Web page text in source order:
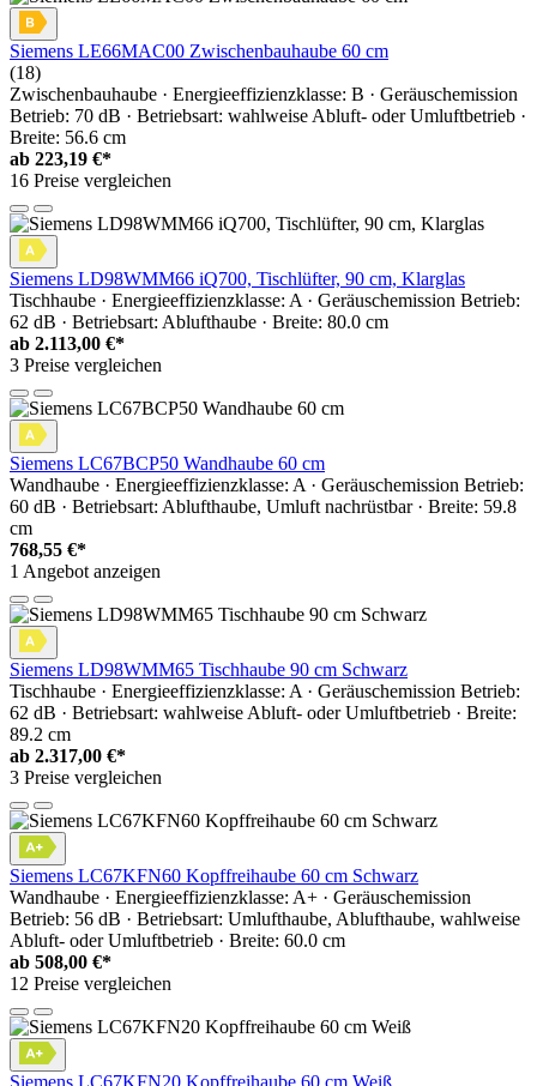
Siemens LE66MAC00 Zwischenbauhaube 60 cm
(18)
Zwischenbauhaube · Energieeffizienzklasse: B · Geräuschemission
Betrieb: 70 dB · Betriebsart: wahlweise Abluft- oder Umluftbetrieb ·
Breite: 56.6 cm
ab 223,19 €*
16 Preise vergleichen
Siemens LD98WMM66 iQ700, Tischlüfter, 90 cm, Klarglas
Tischhaube · Energieeffizienzklasse: A · Geräuschemission Betrieb:
62 dB · Betriebsart: Ablufthaube · Breite: 80.0 cm
ab 2.113,00 €*
3 Preise vergleichen
Siemens LC67BCP50 Wandhaube 60 cm
Wandhaube · Energieeffizienzklasse: A · Geräuschemission Betrieb:
60 dB · Betriebsart: Ablufthaube, Umluft nachrüstbar · Breite: 59.8
cm
768,55 €*
1 Angebot anzeigen
Siemens LD98WMM65 Tischhaube 90 cm Schwarz
Tischhaube · Energieeffizienzklasse: A · Geräuschemission Betrieb:
62 dB · Betriebsart: wahlweise Abluft- oder Umluftbetrieb · Breite:
89.2 cm
ab 2.317,00 €*
3 Preise vergleichen
Siemens LC67KFN60 Kopffreihaube 60 cm Schwarz
Wandhaube · Energieeffizienzklasse: A+ · Geräuschemission
Betrieb: 56 dB · Betriebsart: Umlufthaube, Ablufthaube, wahlweise
Abluft- oder Umluftbetrieb · Breite: 60.0 cm
ab 508,00 €*
12 Preise vergleichen